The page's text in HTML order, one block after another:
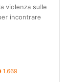
violenza sulle
incontrare
1.669